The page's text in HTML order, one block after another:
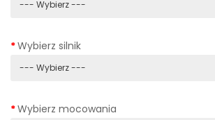
Wybierz silnik
Wybierz mocowania